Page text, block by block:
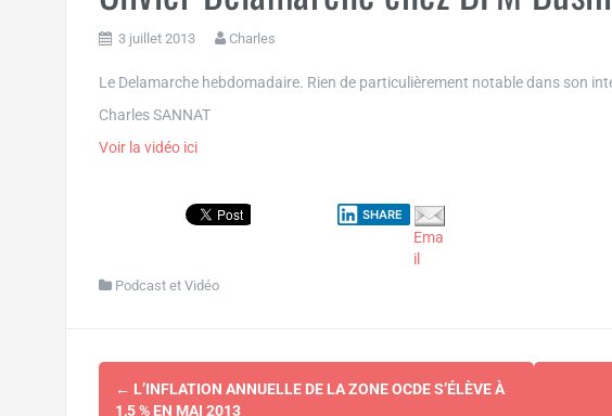
3 juillet 2013 Charles
Le Delamarche hebdomadaire. Rien de particulièrement notable dans son
Charles SANNAT
Voir la vidéo ici
SHARE
Ema
il
Podcast et Vidéo
Navigation
← L’INFLATION ANNUELLE DE LA ZONE OCDE S’ÉLÈVE À
1,5 % EN MAI 2013